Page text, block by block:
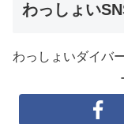
わっしょい
わっしょいダイバ